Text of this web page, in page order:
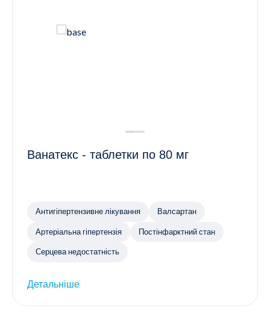
Ванатекс - таблетки по 80 мг
Антигіпертензивне лікування Валсартан
Артеріальна гіпертензія Постінфарктний стан
Серцева недостатність
Детальніше